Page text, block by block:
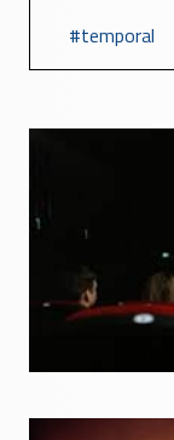
temporal